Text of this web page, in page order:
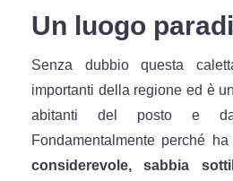
Un luogo
Senza dubbio questa
importanti della regione ed è
abitanti del posto e
Fondamentalmente perché ha
considerevole, sabbia